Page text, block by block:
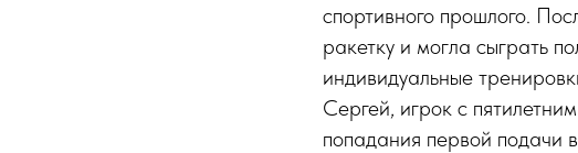
спортивного прошлого.
ракетку и могла сыграть
индивидуальные
Сергей, игрок с
попадания первой подачи